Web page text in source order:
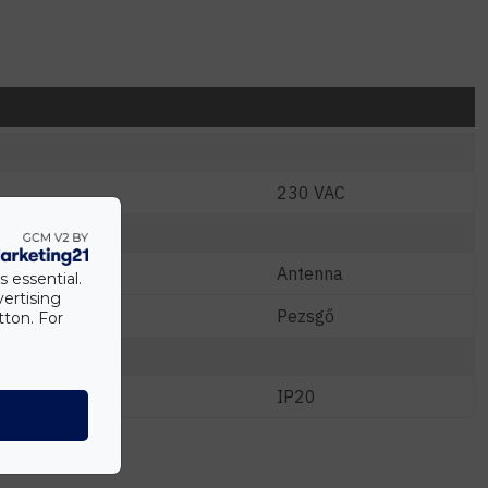
230 VAC
Antenna
Pezsgő
IP20
essential.
For